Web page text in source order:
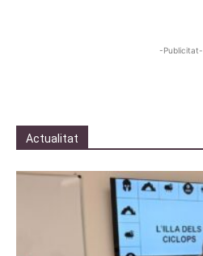
-Publicitat-
Actualitat